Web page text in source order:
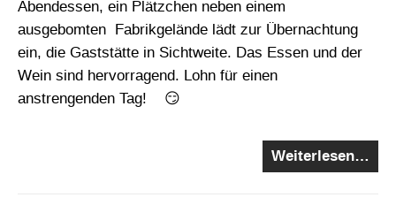
Abendessen, ein Plätzchen neben einem
ausgebomten Fabrikgelände lädt zur Übernachtung
ein, die Gaststätte in Sichtweite. Das Essen und der
Wein sind hervorragend. Lohn für einen
anstrengenden Tag! 😏
Weiterlesen…